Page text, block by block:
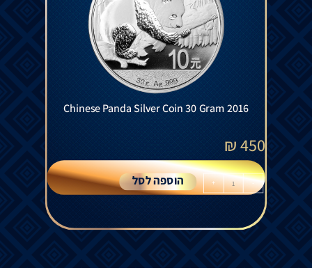
Chinese Panda Silver Coin 30 Gram 2016
450
₪
-
+ הוספה לסל